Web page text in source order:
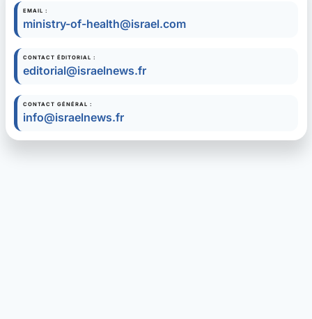
EMAIL :
ministry-of-health@israel.com
CONTACT ÉDITORIAL :
editorial@israelnews.fr
CONTACT GÉNÉRAL :
info@israelnews.fr